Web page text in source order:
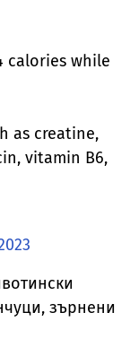
calories while
as creatine,
vitamin B6,
зърнени